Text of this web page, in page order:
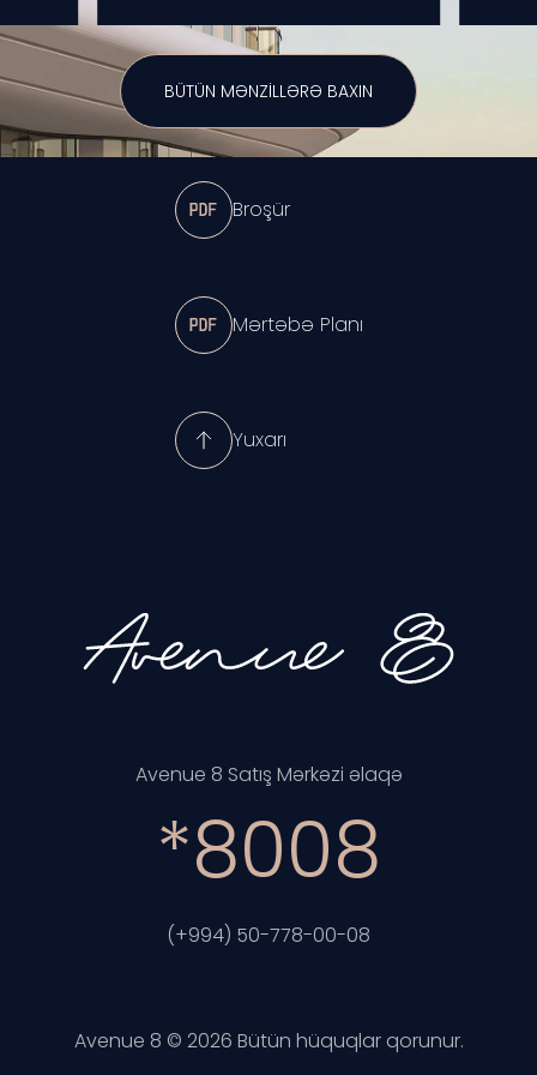
BÜTÜN MƏNZILLƏRƏ BAXIN
Broşür
Mərtəbə Planı
Yuxarı
Avenue 8 Satış Mərkəzi əlaqə
*8008
(+994) 50-778-00-08
Avenue 8 © 2026 Bütün hüquqlar qorunur.